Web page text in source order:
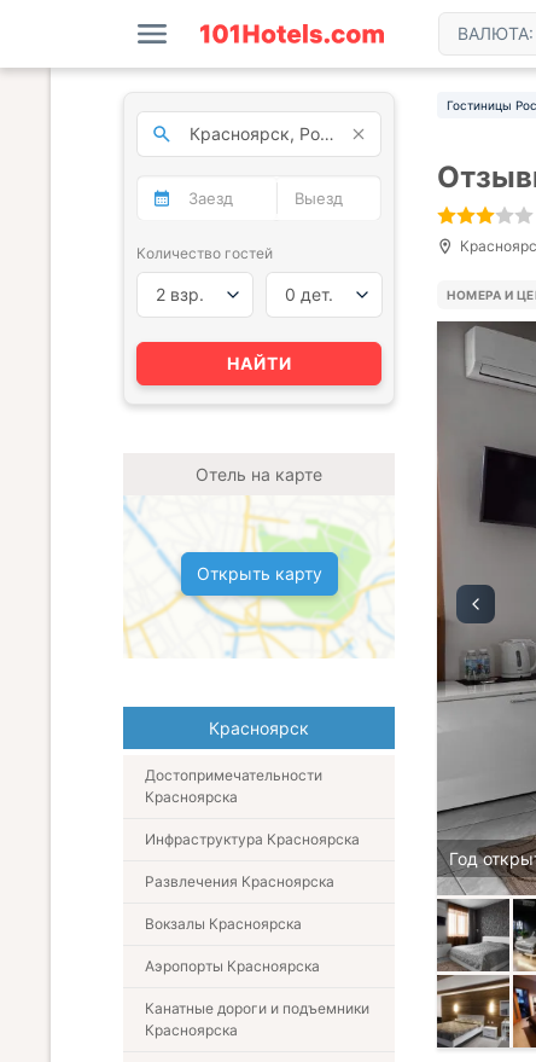
ВАЛЮТА:
Гостиницы
НОМЕРА И
Год
Количество гостей
2 взр. 0 дет.
НАЙТИ
Отель на карте
Открыть карту
Красноярск
Достопримечательности
Красноярска
Инфраструктура Красноярска
Развлечения Красноярска
Вокзалы Красноярска
Аэропорты Красноярска
Канатные дороги и подъемники
Красноярска